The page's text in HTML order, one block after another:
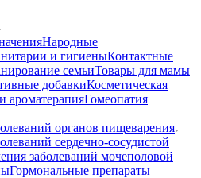
Народные
и гигиеныКонтактные
семьиТовары для мамы
добавкиКосметическая
ароматерапияГомеопатия
органов пищеварения
сердечно-сосудистой
заболеваний мочеполовой
Гормональные препараты